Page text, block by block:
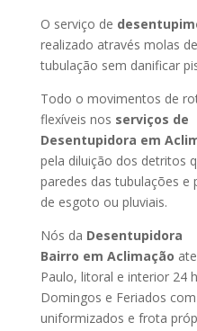
O serviço de
realizado através molas
tubulação sem danificar
Todo o movimentos de
flexíveis nos serviços de
Desentupidora em
pela diluição dos detritos
paredes das tubulações e
de esgoto ou pluviais.
Nós da Desentupidora
Bairro em Aclimação
Paulo, litoral e interior 24
Domingos e Feriados
uniformizados e frota